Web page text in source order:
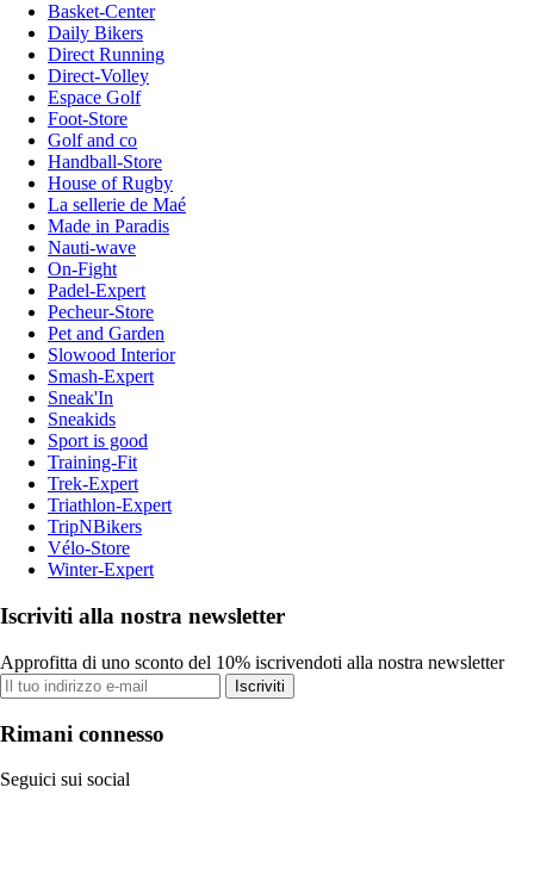
Basket-Center
Daily Bikers
Direct Running
Direct-Volley
Espace Golf
Foot-Store
Golf and co
Handball-Store
House of Rugby
La sellerie de Maé
Made in Paradis
Nauti-wave
On-Fight
Padel-Expert
Pecheur-Store
Pet and Garden
Slowood Interior
Smash-Expert
Sneak'In
Sneakids
Sport is good
Training-Fit
Trek-Expert
Triathlon-Expert
TripNBikers
Vélo-Store
Winter-Expert
Iscriviti alla nostra newsletter
Approfitta di uno sconto del 10% iscrivendoti alla nostra newsletter
Iscriviti
Rimani connesso
Seguici sui social